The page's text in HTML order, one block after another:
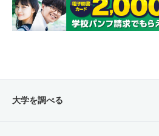
大学を調べる